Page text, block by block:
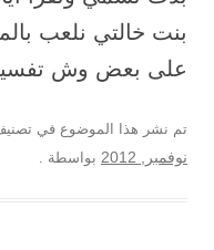
بنت خالتي نلعب
على بعض وش
تم نشر هذا الموضوع في
نوفمبر, 2012
بواسطة .